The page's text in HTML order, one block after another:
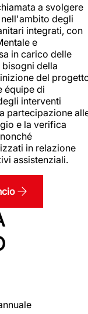
a svolgere
degli
integrati, con
e
in carico delle
bisogni della
del
équipe di
interventi
partecipazione
e la verifica
in relazione
assistenziali.